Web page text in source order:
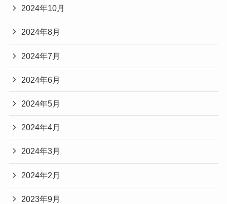
2024年10月
2024年8月
2024年7月
2024年6月
2024年5月
2024年4月
2024年3月
2024年2月
2023年9月